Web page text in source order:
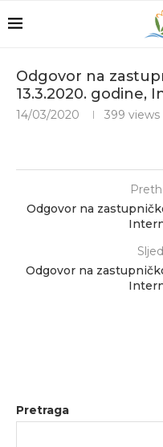
Odgovor na
13.3.2020. godine,
14/03/2020 399 views
Odgovor na
Odgovor na
Pretraga